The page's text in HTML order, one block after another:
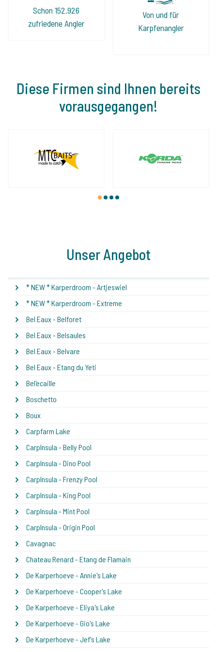
Schon 152.926
zufriedene Angler
Von und für
Karpfenangler
Diese Firmen sind Ihnen bereits
vorausgegangen!
1 2 3 4
Unser Angebot
* NEW * Karperdroom - Artjeswiel
* NEW * Karperdroom - Extreme
Bel Eaux - Belforet
Bel Eaux - Belsaules
Bel Eaux - Belvare
Bel Eaux - Etang du Yeti
Bel'ecaille
Boschetto
Boux
Carpfarm Lake
CarpInsula - Belly Pool
CarpInsula - Dino Pool
CarpInsula - Frenzy Pool
CarpInsula - King Pool
CarpInsula - Mint Pool
CarpInsula - Origin Pool
Cavagnac
Chateau Renard - Etang de Flamain
De Karperhoeve - Annie's Lake
De Karperhoeve - Cooper's Lake
De Karperhoeve - Eliya's Lake
De Karperhoeve - Gio's Lake
De Karperhoeve - Jef's Lake